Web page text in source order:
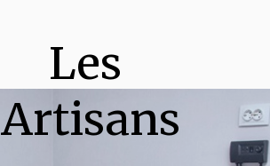
Les
Artisans